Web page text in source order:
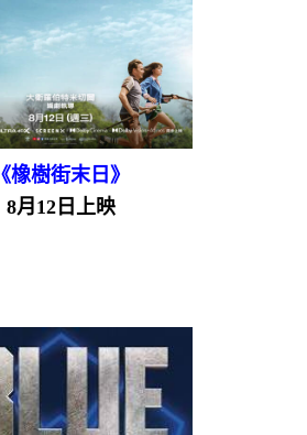
《橡樹街末日》
8月12日上映